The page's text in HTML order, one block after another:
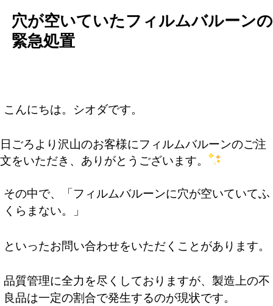
穴が空いていたフィルムバルーンの
緊急処置
こんにちは。シオダです。
日ごろより沢山のお客様にフィルムバルーンのご注
文をいただき、ありがとうございます。
その中で、「フィルムバルーンに穴が空いていてふ
くらまない。」
といったお問い合わせをいただくことがあります。
品質管理に全力を尽くしておりますが、製造上の不
良品は一定の割合で発生するのが現状です。